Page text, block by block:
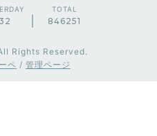
TOTAL
846251
Rights Reserved.
ペ / 管理ページ